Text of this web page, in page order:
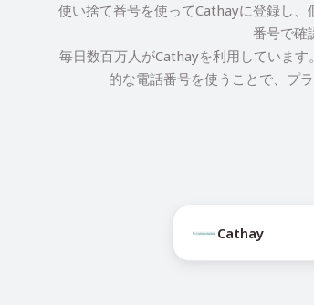
使い捨て番号を使ってCathayに登録し
番号で確
毎日数百万人がCathayを利用していま
的な電話番号を使うことで、プ
Cathay